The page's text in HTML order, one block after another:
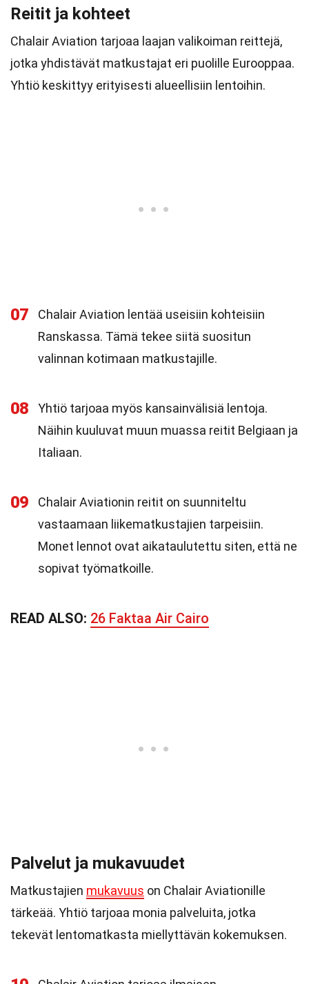
Reitit ja kohteet
Chalair Aviation tarjoaa laajan valikoiman reittejä,
jotka yhdistävät matkustajat eri puolille Eurooppaa.
Yhtiö keskittyy erityisesti alueellisiin lentoihin.
07
Chalair Aviation lentää useisiin kohteisiin
Ranskassa. Tämä tekee siitä suositun
valinnan kotimaan matkustajille.
08
Yhtiö tarjoaa myös kansainvälisiä lentoja.
Näihin kuuluvat muun muassa reitit Belgiaan ja
Italiaan.
09
Chalair Aviationin reitit on suunniteltu
vastaamaan liikematkustajien tarpeisiin.
Monet lennot ovat aikataulutettu siten, että ne
sopivat työmatkoille.
READ ALSO: 26 Faktaa Air Cairo
Palvelut ja mukavuudet
Matkustajien mukavuus on Chalair Aviationille
tärkeää. Yhtiö tarjoaa monia palveluita, jotka
tekevät lentomatkasta miellyttävän kokemuksen.